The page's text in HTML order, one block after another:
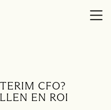
CFO?
EN ROI